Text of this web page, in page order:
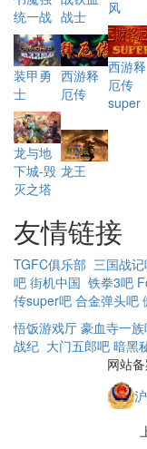
统一战 战士
风
装甲勇
士
西游释
厄传
西游释
厄传
super
龙与地
下城-毁
灭之塔
龙王
友情链接
TGFC俱乐部 三国战
吧 街机中国 铁拳3吧
传super吧 合金弹头吧
悟饭游戏厅 豪血寺一
战纪 大门五郎吧 暗黑
网站备